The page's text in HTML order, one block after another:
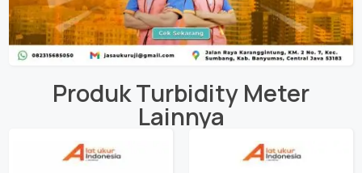
ProdukTurbidity Meter
Lainnya